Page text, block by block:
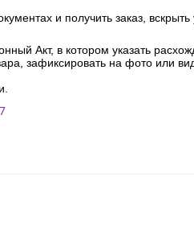
и получить заказ, вскрыть
Акт, в котором указать
зафиксировать на фото или